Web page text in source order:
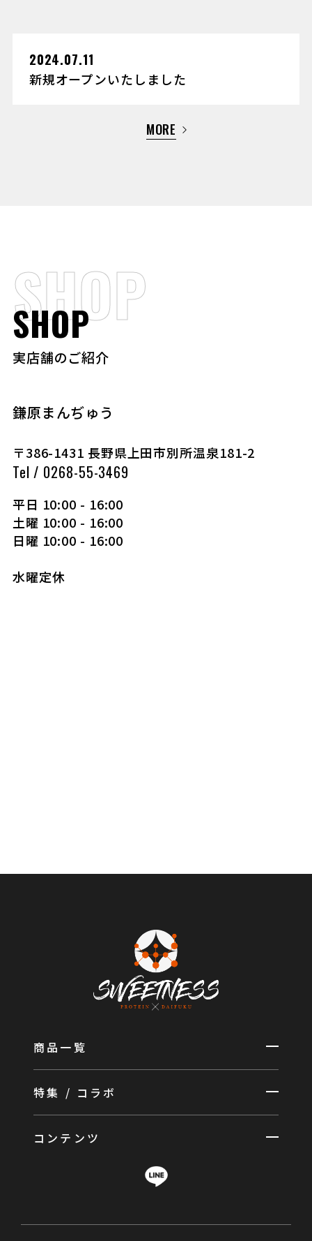
2024.07.11
新規オープンいたしました
MORE
SHOP
実店舗のご紹介
SHOP
鎌原まんぢゅう
〒386-1431 長野県上田市別所温泉181-2
Tel / 0268-55-3469
平日 10:00 - 16:00
土曜 10:00 - 16:00
日曜 10:00 - 16:00
水曜定休​
商品一覧
特集 / コラボ
コンテンツ